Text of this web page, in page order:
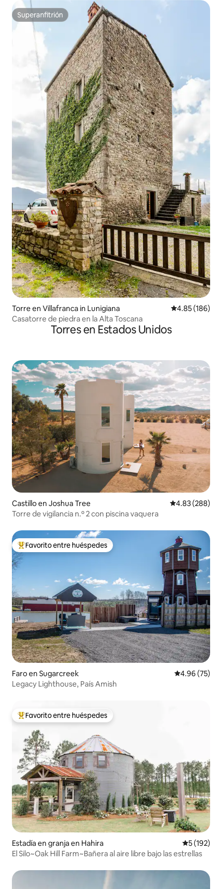
Superanfitrión
Superanfitrión
Torre en Villafranca in Lunigiana Calificación
4.85 (186)
Casatorre de piedra en la Alta Toscana
Torres en Estados Unidos
Castillo en Joshua Tree Calificación
4.83 (288)
Torre de vigilancia n.º 2 con piscina vaquera
Favorito entre huéspedes preferido
Favorito entre huéspedes
Faro en Sugarcreek Calificación
4.96 (75)
Legacy Lighthouse, País Amish
Favorito entre huéspedes preferido
Favorito entre huéspedes
Estadía en granja en Hahira
5 (192)
El Silo~Oak Hill Farm~Bañera al aire libre bajo las estrellas